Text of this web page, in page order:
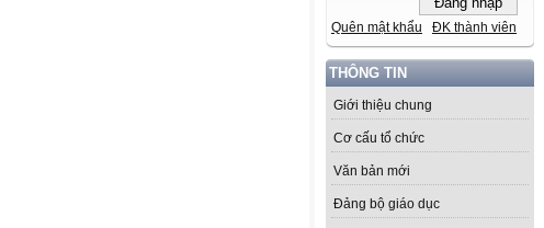
Quên mật khẩu ĐK thành viên
THÔNG TIN
Giới thiệu chung
Cơ cấu tổ chức
Văn bản mới
Đảng bộ giáo dục